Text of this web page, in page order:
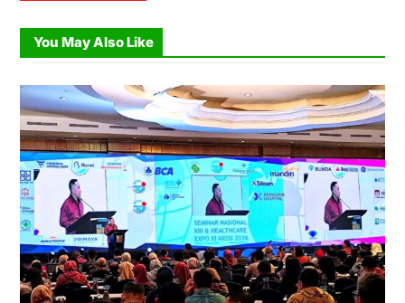
You May Also Like